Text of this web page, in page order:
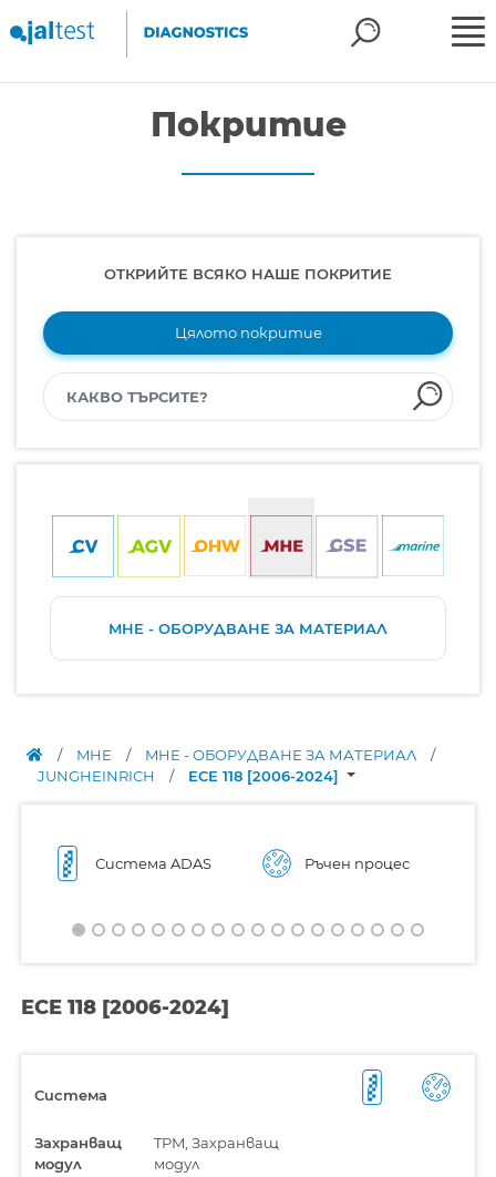
Покритие
ОТКРИЙТЕ ВСЯКО НАШЕ ПОКРИТИЕ
Цялото покритие
MHE - ОБОРУДВАНЕ ЗА МАТЕРИАЛ
/ MHE / MHE - ОБОРУДВАНЕ ЗА МАТЕРИАЛ
/
JUNGHEINRICH
/ ECE 118 [2006-2024]
Система ADAS Ръчен процес
ECE 118 [2006-2024]
Система
Захранващ
модул
TPM, Захранващ
модул